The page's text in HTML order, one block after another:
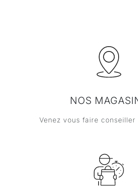
NOS
Venez vous faire conseiller